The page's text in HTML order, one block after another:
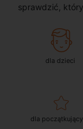
sprawdzić, który
dla dzieci
dla